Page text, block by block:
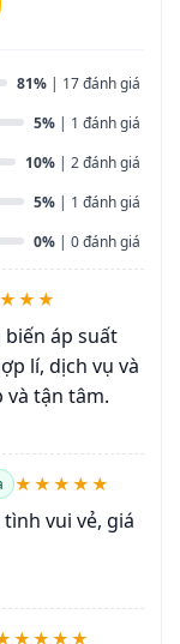
81% | 17 đánh giá
5% | 1 đánh giá
10% | 2 đánh giá
5% | 1 đánh giá
0% | 0 đánh giá
áp suất
lí, dịch vụ và
và tận tâm.
★★★★★
vui vẻ, giá